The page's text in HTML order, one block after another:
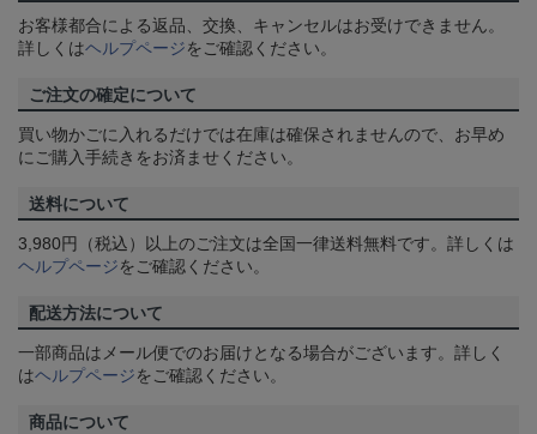
お客様都合による返品、交換、キャンセルはお受けできません。
詳しくはヘルプページをご確認ください。
ご注文の確定について
買い物かごに入れるだけでは在庫は確保されませんので、お早め
にご購入手続きをお済ませください。
送料について
3,980円（税込）以上のご注文は全国一律送料無料です。詳しくは
ヘルプページをご確認ください。
配送方法について
一部商品はメール便でのお届けとなる場合がございます。詳しく
はヘルプページをご確認ください。
商品について